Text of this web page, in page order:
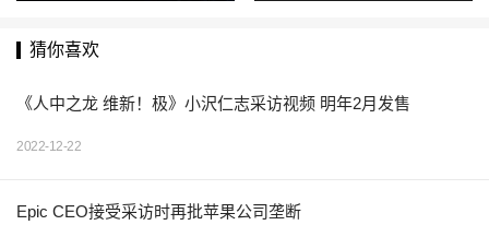
猜你喜欢
《人中之龙 维新！极》小沢仁志采访视频 明年2月发售
2022-12-22
Epic CEO接受采访时再批苹果公司垄断